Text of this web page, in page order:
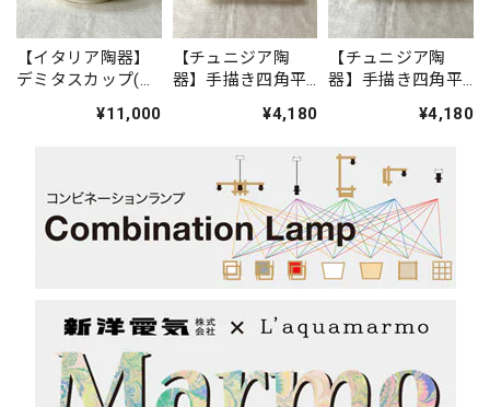
【イタリア陶器】
デミタスカップ(ニ
¥11,000
【チュニジア陶
器】手描き四角平
¥4,180
【チュニジア陶
器】手描き四角平
¥4,180